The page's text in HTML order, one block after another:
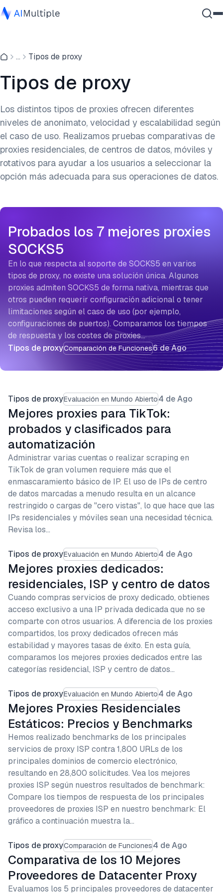
Ciberseguridad
Software empresarial
Contáctanos
... Tipos de proxy
Tipos de proxy
Los distintos tipos de proxies ofrecen diferentes
niveles de anonimato, velocidad y escalabilidad según
el caso de uso. Realizamos pruebas comparativas de
proxies residenciales, de centros de datos, móviles y
rotativos para ayudar a los usuarios a seleccionar la
opción más adecuada para sus operaciones de datos.
Probados los 7 mejores proxies
SOCKS5
Tipos de proxyComparación de Funciones6 de Ago
En lo que respecta al soporte de SOCKS5 en varios
tipos de proxy, no existe una solución única. Algunos
proxies admiten SOCKS5 de forma nativa, mientras que
otros pueden requerir configuración adicional o tener
limitaciones según el caso de uso (por ejemplo,
configuraciones de puertos). Comparamos los tiempos
de respuesta y los costes de proxies…
Tipos de proxyEvaluación en Mundo Abierto4 de Ago
Mejores proxies para TikTok:
probados y clasificados para
automatización
Administrar varias cuentas o realizar scraping en
TikTok de gran volumen requiere más que el
enmascaramiento básico de IP. El uso de IPs de centro
de datos marcadas a menudo resulta en un alcance
restringido o cargas de "cero vistas", lo que hace que las
IPs residenciales y móviles sean una necesidad técnica.
Revisa los…
Tipos de proxyEvaluación en Mundo Abierto4 de Ago
Mejores proxies dedicados:
residenciales, ISP y centro de datos
Cuando compras servicios de proxy dedicado, obtienes
acceso exclusivo a una IP privada dedicada que no se
comparte con otros usuarios. A diferencia de los proxies
compartidos, los proxy dedicados ofrecen más
estabilidad y mayores tasas de éxito. En esta guía,
comparamos los mejores proxies dedicados entre las
categorías residencial, ISP y centro de datos…
Tipos de proxyEvaluación en Mundo Abierto4 de Ago
Mejores Proxies Residenciales
Estáticos: Precios y Benchmarks
Hemos realizado benchmarks de los principales
servicios de proxy ISP contra 1,800 URLs de los
principales dominios de comercio electrónico,
resultando en 28,800 solicitudes. Vea los mejores
proxies ISP según nuestros resultados de benchmark:
Compare los tiempos de respuesta de los principales
proveedores de proxies ISP en nuestro benchmark: El
gráfico a continuación muestra la…
Tipos de proxyComparación de Funciones4 de Ago
Comparativa de los 10 Mejores
Proveedores de Datacenter Proxy
Evaluamos los 5 principales proveedores de datacenter